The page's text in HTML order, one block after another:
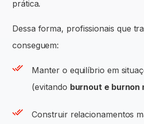
prática.
Dessa forma, profissionais que
conseguem:
Manter o equilíbrio em
(evitando burnout e burnon
Construir relacionamentos